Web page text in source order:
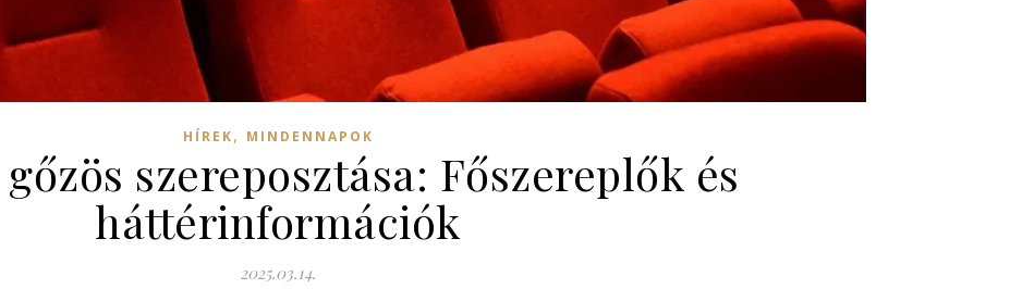
HÍREK, MINDENNAPOK
szereposztása: Főszereplők és
háttérinformációk
2025.03.14.